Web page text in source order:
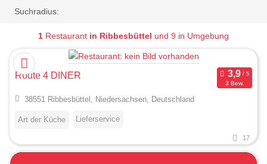
Suchradius:
1 Restaurant in Ribbesbüttel und 9 in Umgebung
Route 4 DINER
3 Bew.
38551 Ribbesbüttel, Niedersachsen, Deutschland
Art der Küche Lieferservice
17